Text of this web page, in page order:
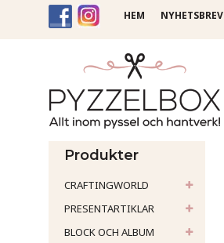
HEM NYHETSBREV
Produkter
CRAFTINGWORLD
PRESENTARTIKLAR
BLOCK OCH ALBUM